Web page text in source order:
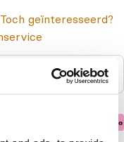
Toch geïnteresseerd?